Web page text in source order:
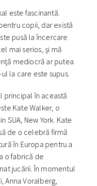
este fascinantă.
copii, dar există
pusă la încercare
mai serios, şi mă
mediocră ar putea
la care este supus.
principal în această
Kate Walker, o
SUA, New York. Kate
de o celebră firmă
în Europa pentru a
o fabrică de
jucării. În momentul
Anna Voralberg,